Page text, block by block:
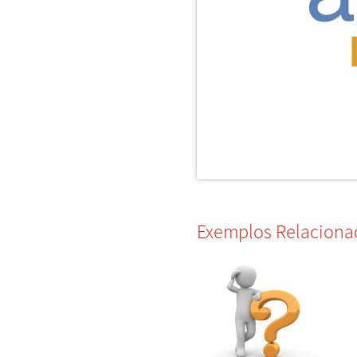
Exemplos